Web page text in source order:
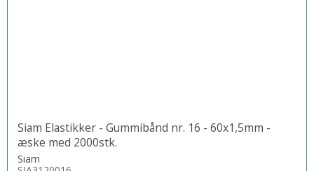
Siam Elastikker - Gummibånd nr. 16 - 60x1,5mm -
æske med 2000stk.
Siam